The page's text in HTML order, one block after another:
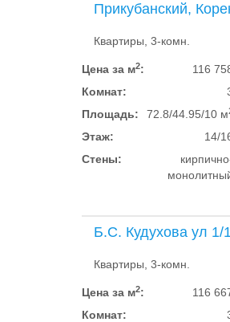
Прикубанский,
Квартиры, 3-комн.
Цена за м2:
116
Комнат:
Площадь:
72.8/44.95/10 м
Этаж:
14/
Стены:
Б.С. Кудухова ул 1/
Квартиры, 3-комн.
Цена за м2:
116
Комнат: